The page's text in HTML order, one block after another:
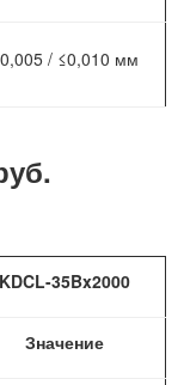
/ ≤0,010 мм
KDCL-35Bx2000
Значение